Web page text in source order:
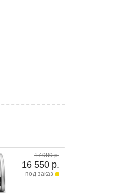
17 989 р.
16 550 р.
под заказ